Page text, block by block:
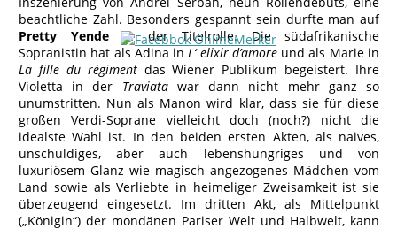
beachtliche Zahl. Besonders gespannt sein durfte man auf
Pretty Yendein der Titelrolle. Die südafrikanische
Sopranistin hat als Adina inL‘ elixir d’amore und als Marie in
La fille du régiment das Wiener Publikum begeistert. Ihre
Violetta in der Traviata war dann nicht mehr ganz so
unumstritten. Nun als Manon wird klar, dass sie für diese
großen Verdi-Soprane vielleicht doch (noch?) nicht die
idealste Wahl ist. In den beiden ersten Akten, als naives,
unschuldiges, aber auch lebenshungriges und von
luxuriösem Glanz wie magisch angezogenes Mädchen vom
Land sowie als Verliebte in heimeliger Zweisamkeit ist sie
überzeugend eingesetzt. Im dritten Akt, als Mittelpunkt
(„Königin“) der mondänen Pariser Welt und Halbwelt, kann